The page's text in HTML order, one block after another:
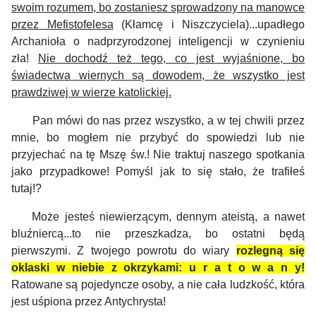
swoim rozumem, bo zostaniesz sprowadzony na manowce
przez Mefistofelesa (Kłamcę i Niszczyciela)...upadłego
Archanioła o nadprzyrodzonej inteligencji w czynieniu
zła!
Nie dochodź też tego, co jest wyjaśnione, bo
świadectwa wiernych są dowodem, że wszystko jest
prawdziwej w wierze katolickiej.
Pan mówi do nas przez wszystko, a w tej chwili przez
mnie, bo mogłem nie przybyć do spowiedzi lub nie
przyjechać na tę Mszę św.! Nie traktuj naszego spotkania
jako przypadkowe! Pomyśl jak to się stało, że trafiłeś
tutaj!?
Może jesteś niewierzącym, dennym ateistą, a nawet
bluźniercą...to nie przeszkadza, bo ostatni będą
pierwszymi. Z twojego powrotu do wiary rozlegną się
oklaski w niebie z okrzykami: u r a t o w a n y!
Ratowane są pojedyncze osoby, a nie cała ludzkość, która
jest uśpiona przez Antychrysta!